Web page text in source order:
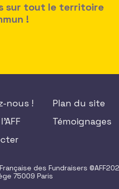
sur tout le territoire
!
nous !
Plan du site
Témoignages
des Fundraisers
75009 Paris